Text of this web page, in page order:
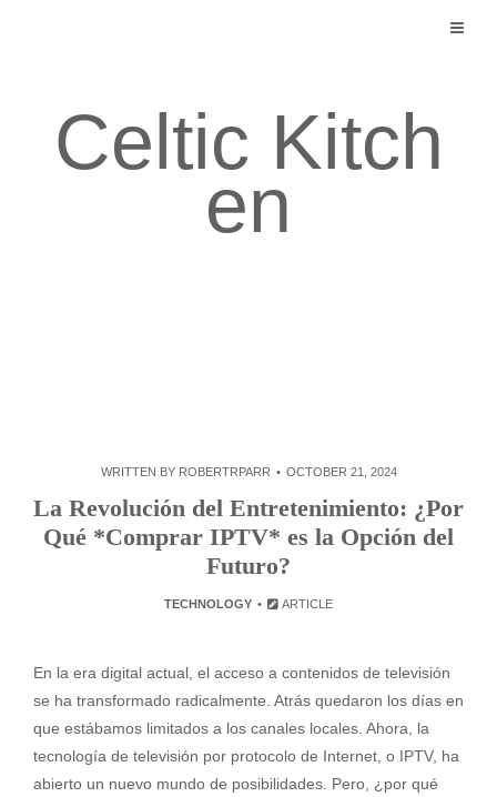
Celtic Kitch
en
WRITTEN BY ROBERTRPARR OCTOBER 21, 2024
La Revolución del Entretenimiento: ¿Por
Qué *Comprar IPTV* es la Opción del
Futuro?
TECHNOLOGY ARTICLE
En la era digital actual, el acceso a contenidos de televisión
se ha transformado radicalmente. Atrás quedaron los días en
que estábamos limitados a los canales locales. Ahora, la
tecnología de televisión por protocolo de Internet, o IPTV, ha
abierto un nuevo mundo de posibilidades. Pero, ¿por qué